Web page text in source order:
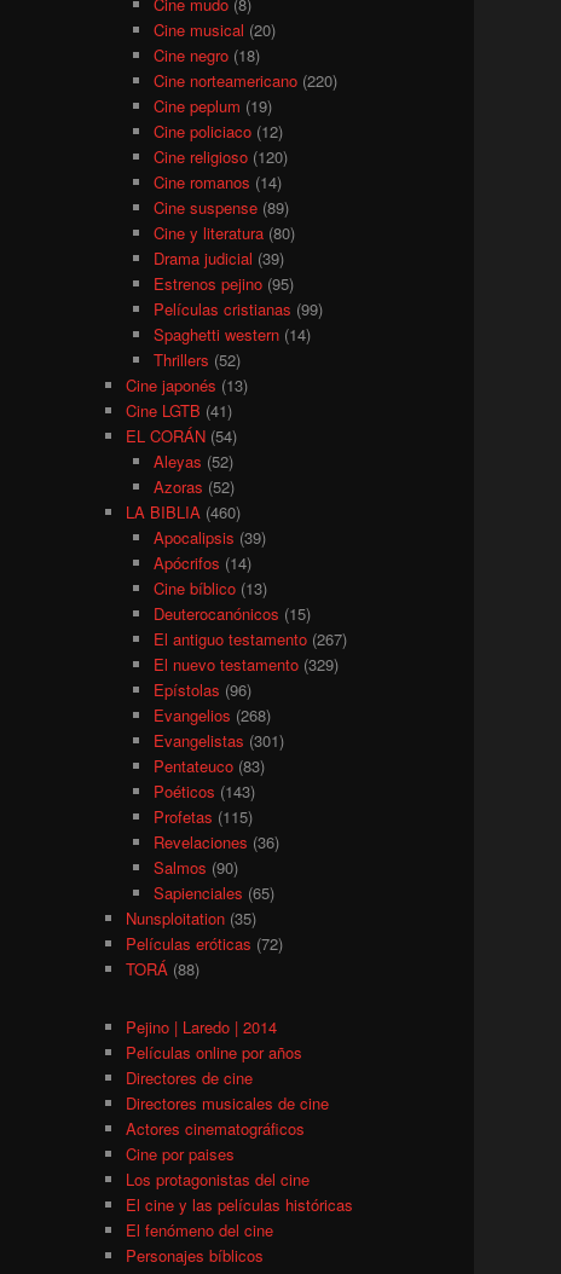
Cine musical (20)
Cine negro(18)
Cine norteamericano(220)
Cine peplum (19)
Cine policiaco(12)
Cine religioso(120)
Cine romanos (14)
Cine suspense(89)
Cine y literatura(80)
Drama judicial (39)
Estrenos pejino(95)
Películas cristianas (99)
Spaghetti western(14)
Thrillers (52)
Cine japonés (13)
Cine LGTB (41)
EL CORÁN (54)
Aleyas (52)
Azoras (52)
LA BIBLIA (460)
Apocalipsis (39)
Apócrifos (14)
Cine bíblico(13)
Deuterocanónicos (15)
El antiguo testamento(267)
El nuevo testamento(329)
Epístolas (96)
Evangelios (268)
Evangelistas (301)
Pentateuco(83)
Poéticos (143)
Profetas (115)
Revelaciones (36)
Salmos (90)
Sapienciales (65)
Nunsploitation (35)
Películas eróticas (72)
TORÁ (88)
Pejino | Laredo | 2014
Películas online por años
Directores de cine
Directores musicales de cine
Actores cinematográficos
Cine por paises
Los protagonistas del cine
El cine y las películas históricas
El fenómeno del cine
Personajes bíblicos